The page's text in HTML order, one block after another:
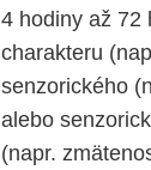
4 hodiny až 72
charakteru
senzorického
alebo
(napr.